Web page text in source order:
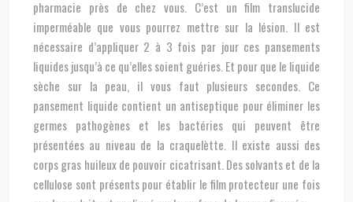
pharmacie près de chez vous. C’est un film translucide
imperméable que vous pourrez mettre sur la lésion. Il est
nécessaire d’appliquer 2 à 3 fois par jour ces pansements
liquides jusqu’à ce qu’elles soient guéries. Et pour que le liquide
sèche sur la peau, il vous faut plusieurs secondes. Ce
pansement liquide contient un antiseptique pour éliminer les
germes pathogènes et les bactéries qui peuvent être
présentées au niveau de la craquelètte. Il existe aussi des
corps gras huileux de pouvoir cicatrisant. Des solvants et de la
cellulose sont présents pour établir le film protecteur une fois